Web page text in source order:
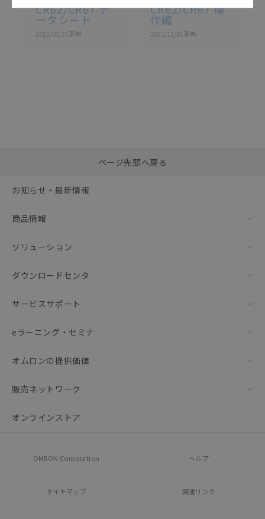
CR62/CR67 デ
ータシート
2012/03/31更新
CR62/CR67 操
作編
2021/12/01更新
括ダウンロード
ページ先頭へ戻る
お知らせ・最新情報
商品情報
ソリューション
ダウンロードセンタ
サービスサポート
eラーニング・セミナ
オムロンの提供価値
販売ネットワーク
オンラインストア
OMRON Corporation ヘルプ
サイトマップ 関連リンク